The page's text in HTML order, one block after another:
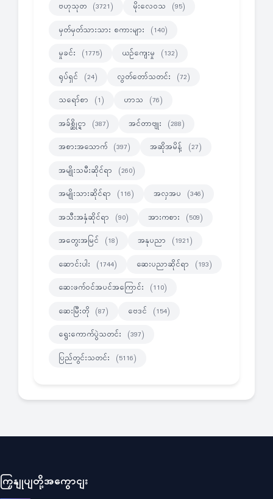
ဗဟုသုတ (3721) မိုးလေဝသ (95)
မှတ်မှတ်သားသား စကားများ (140)
မှုခင်း (1775) ယဉ်ကျေးမှု (132)
ရုပ်ရှင် (24) လွတ်တော်သတင်း (72)
သရော်စာ (1) ဟာသ (76)
အခ်စ္ဆိုင္ရာ (387) အင်တာဗျုး (288)
အစားအသောက် (397) အဆိုအမိန့် (27)
အမျိုးသမီးဆိုင်ရာ (260)
အမျိုးသားဆိုင်ရာ (116) အလှအပ (346)
အသီးအနှံဆိုင်ရာ (90) အားကစား (509)
အတွေးအမြင် (18) အနုပညာ (1921)
ဆောင်းပါး (1744) ဆေးပညာဆိုင်ရာ (193)
ဆေးဖက်ဝင်အပင်အကြောင်း (110)
ဆေးမြီးတို (87) ဗေဒင် (154)
ရွေးကောက်ပွဲသတင်း (397)
ပြည်တွင်းသတင်း (5116)
ကြှနျုပျတို့အကွောငျး